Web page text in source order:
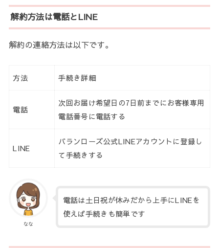
解約方法は電話とLINE
解約の連絡方法は以下です。
方法 手続き詳細
電話
次回お届け希望日の7日前までにお客様専用
電話番号に電話する
LINE
バランローズ公式LINEアカウントに登録し
て手続きする
なな
電話は土日祝が休みだから上手にLINEを
使えば手続きも簡単です